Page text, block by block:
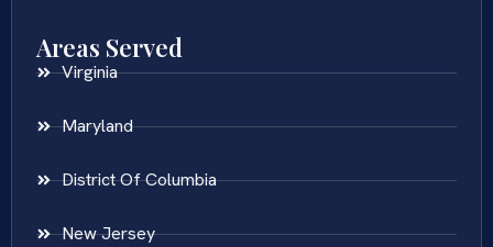
Areas Served
Virginia
Maryland
District Of Columbia
New Jersey